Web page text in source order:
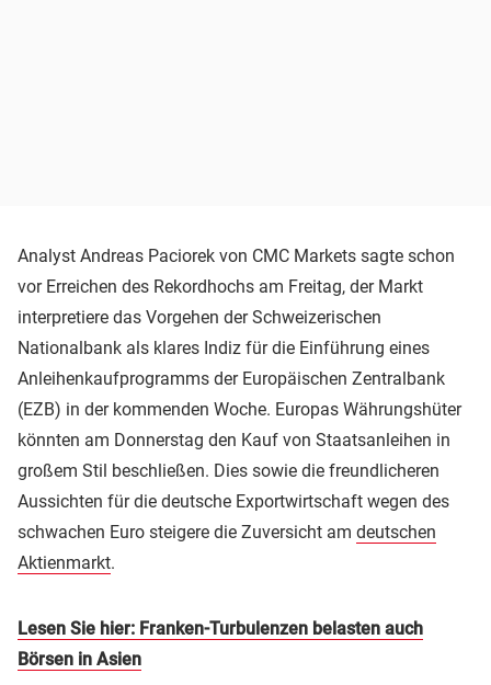
Analyst Andreas Paciorek von CMC Markets sagte schon
vor Erreichen des Rekordhochs am Freitag, der Markt
interpretiere das Vorgehen der Schweizerischen
Nationalbank als klares Indiz für die Einführung eines
Anleihenkaufprogramms der Europäischen Zentralbank
(EZB) in der kommenden Woche. Europas Währungshüter
könnten am Donnerstag den Kauf von Staatsanleihen in
großem Stil beschließen. Dies sowie die freundlicheren
Aussichten für die deutsche Exportwirtschaft wegen des
schwachen Euro steigere die Zuversicht am deutschen
Aktienmarkt.
Lesen Sie hier: Franken-Turbulenzen belasten auch
Börsen in Asien